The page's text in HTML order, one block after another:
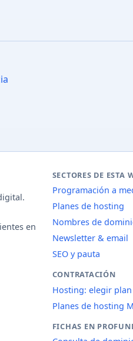
en
SECTORES DE ESTA
Programación a
Planes de hosting
Nombres de
Newsletter & email
SEO y pauta
CONTRATACIÓN
Hosting: elegir
Planes de hosting
FICHAS EN